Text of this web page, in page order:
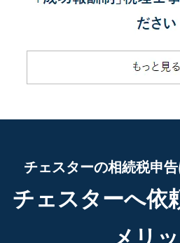
チェスターの相続税申
チェスターへ依
メリ